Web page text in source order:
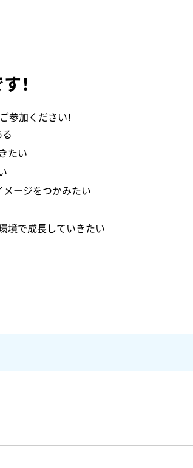
！
参加ください！
たい
メージをつかみたい
境で成長していきたい